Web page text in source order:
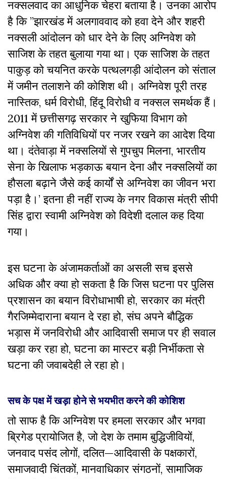
नक्सलवाद का आधुनिक चेहरा बताया है। उनका आरोप
है कि ”झारखंड में अलगाववाद को हवा देने और शहरी
नक्सली आंदोलन को धार देने के लिए अग्निवेश को
साजिश के तहत बुलाया गया था। एक साजिश के तहत
पाकुड़ को चयनित करके पत्थलगड़ी आंदोलन को संताल
में जमीन तलाशने की कोशिश थी। अग्निवेश पूरी तरह
नास्तिक, धर्म विरोधी, हिंदू विरोधी व नक्सल समर्थक हैं।
2011 में छत्तीसगढ़ सरकार ने खुफिया विभाग को
अग्निवेश की गतिविधियों पर नजर रखने का आदेश दिया
था। दंतेवाड़ा में नक्सलियों से गुपचुप मिलना, भारतीय
सेना के खिलाफ भड़काऊ बयान देना औरनक्सलियों का
हौसला बढ़ाने जैसे कई कार्यों से अग्निवेश का जीवन भरा
पड़ा है।’इतना ही नहीं राज्य के नगर विकास मंत्री सीपी
सिंह द्वारा स्वामी अग्निवेश को विदेशी दलाल कह दिया
गया।
इस घटना के अंजामकर्ताओं का असली सच इससे
अधिक और क्या हो सकता है कि जिस घटना पर पुलिस
प्रशासन का बयान विरोधाभाषी हो, सरकार का मंत्री
गैरजिम्मेदाराना बयान दे रहा हो, संघ अपने बौद्धिक
भड़ास में जनविरोधी और आदिवासी समाज पर ही सवाल
खड़ा कर रहा हो, घटना का मास्टर बड़ी निर्भीकतासे
घटना की जवाबदेही ले रहा हो।
सच के पक्ष में खड़ा होने से भयभीत करने की कोशिश
तो साफ है कि अग्निवेश पर हमला सरकार और भगवा
ब्रिगेड प्रायोजित है, जो देश के तमाम बुद्धिजीवियों,
जनवाद पसंद लोगों, दलित—आदिवासी के पक्षकारों,
समाजवादी चिंतकों, मानवाधिकार संगठनों, सामाजिक